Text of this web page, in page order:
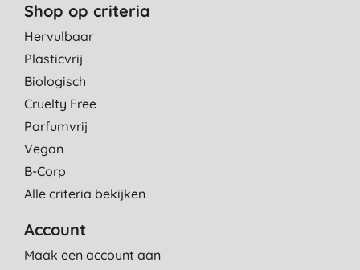
Shop op criteria
Hervulbaar
Plasticvrij
Biologisch
Cruelty Free
Parfumvrij
Vegan
B-Corp
Alle criteria bekijken
Account
Maak een account aan